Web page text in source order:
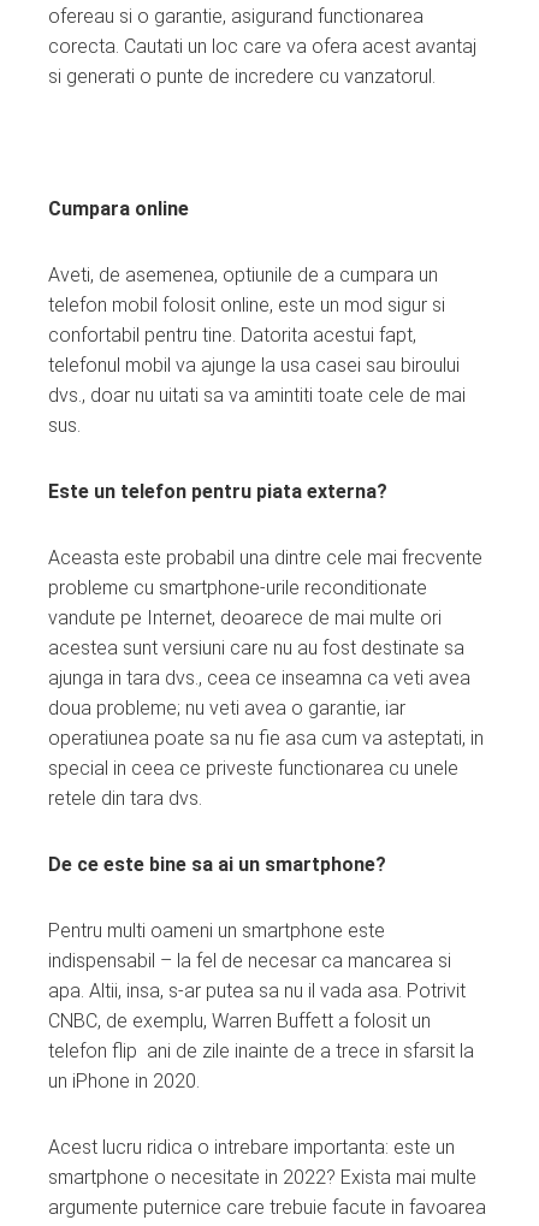
ofereau si o garantie, asigurand functionarea
corecta. Cautati un loc care va ofera acest avantaj
si generati o punte de incredere cu vanzatorul.
Cumpara online
Aveti, de asemenea, optiunile de a cumpara un
telefon mobil folosit online, este un mod sigur si
confortabil pentru tine. Datorita acestui fapt,
telefonul mobil va ajunge la usa casei sau biroului
dvs., doar nu uitati sa va amintiti toate cele de mai
sus.
Este un telefon pentru piata externa?
Aceasta este probabil una dintre cele mai frecvente
probleme cu smartphone-urile reconditionate
vandute pe Internet, deoarece de mai multe ori
acestea sunt versiuni care nu au fost destinate sa
ajunga in tara dvs., ceea ce inseamna ca veti avea
doua probleme; nu veti avea o garantie, iar
operatiunea poate sa nu fie asa cum va asteptati, in
special in ceea ce priveste functionarea cu unele
retele din tara dvs.
De ce este bine sa ai un smartphone?
Pentru multi oameni un smartphone este
indispensabil – la fel de necesar ca mancarea si
apa. Altii, insa, s-ar putea sa nu il vada asa. Potrivit
CNBC, de exemplu, Warren Buffett a folosit un
telefon flip ani de zile inainte de a trece in sfarsit la
un iPhone in 2020.
Acest lucru ridica o intrebare importanta: este un
smartphone o necesitate in 2022? Exista mai multe
argumente puternice care trebuie facute in favoarea